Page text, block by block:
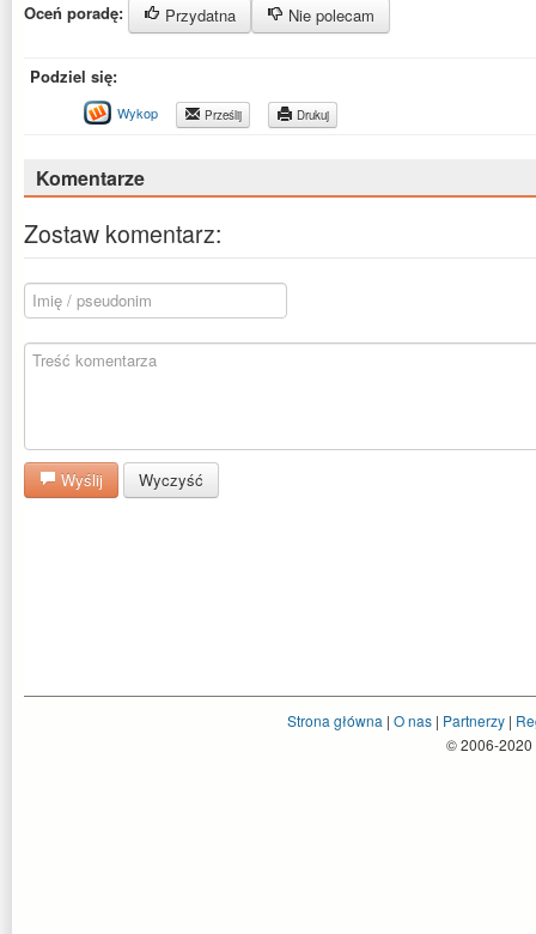
Oceń poradę: Przydatna Nie polecam
Podziel się:
Wykop Prześlij Drukuj
Komentarze
Zostaw komentarz:
Wyślij Wyczyść
Strona główna | O nas| Partnerzy|
© 2006-2020